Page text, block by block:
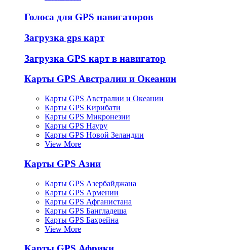
Голоса для GPS навигаторов
Загрузка gps карт
Загрузка GPS карт в навигатор
Карты GPS Австралии и Океании
Карты GPS Австралии и Океании
Карты GPS Кирибати
Карты GPS Микронезии
Карты GPS Науру
Карты GPS Новой Зеландии
View More
Карты GPS Азии
Карты GPS Азербайджана
Карты GPS Армении
Карты GPS Афганистана
Карты GPS Бангладеша
Карты GPS Бахрейна
View More